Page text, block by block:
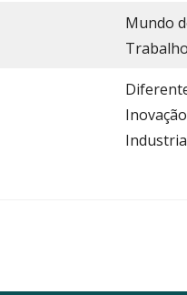
Mundo